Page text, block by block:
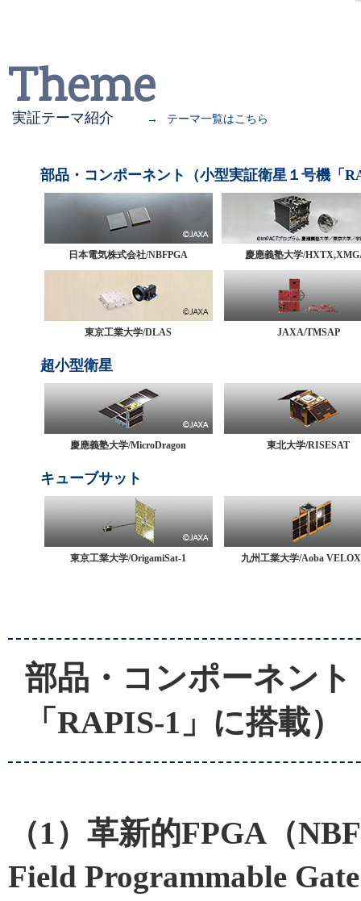
Theme
実証テーマ紹介 → テーマ一覧はこちら
部品・コンポーネント（小型実証衛星１号機「
日本電気株式会社/NBFPGA 慶應義塾大学/
東京工業大学/DLAS JAXA/TMSAP
超小型衛星
慶應義塾大学/MicroDragon 東北大学/RISESAT
キューブサット
東京工業大学/OrigamiSat-1 九州工業大学/Aoba
部品・コンポーネン
「RAPIS-1」に搭載）
（1）革新的FPGA（
Field Programmable